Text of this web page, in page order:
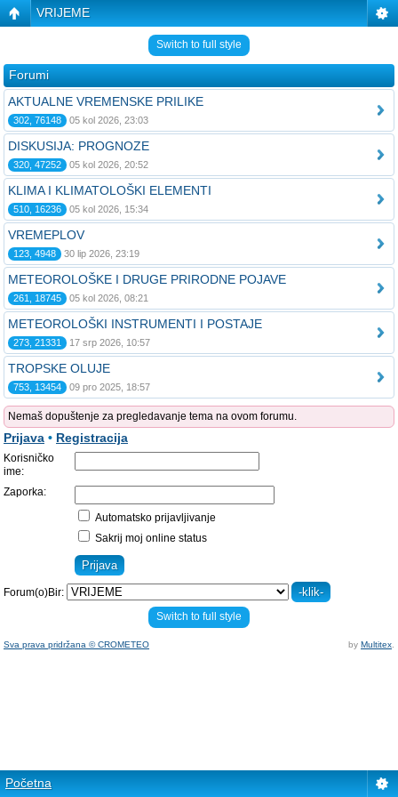
VRIJEME
Switch to full style
Forumi
AKTUALNE VREMENSKE PRILIKE
302, 76148 05 kol 2026, 23:03
DISKUSIJA: PROGNOZE
320, 47252 05 kol 2026, 20:52
KLIMA I KLIMATOLOŠKI ELEMENTI
510, 16236 05 kol 2026, 15:34
VREMEPLOV
123, 4948 30 lip 2026, 23:19
METEOROLOŠKE I DRUGE PRIRODNE POJAVE
261, 18745 05 kol 2026, 08:21
METEOROLOŠKI INSTRUMENTI I POSTAJE
273, 21331 17 srp 2026, 10:57
TROPSKE OLUJE
753, 13454 09 pro 2025, 18:57
Nemaš dopuštenje za pregledavanje tema na ovom forumu.
Prijava • Registracija
Korisničko
ime:
Zaporka:
Automatsko prijavljivanje
Sakrij moj online status
Forum(o)Bir:
Switch to full style
Sva prava pridržana © CROMETEO by Multitex
Početna